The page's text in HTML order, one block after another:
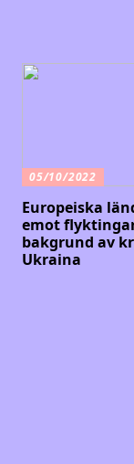
05/10/2022
Europeiska
emot
bakgrund av
Ukraina